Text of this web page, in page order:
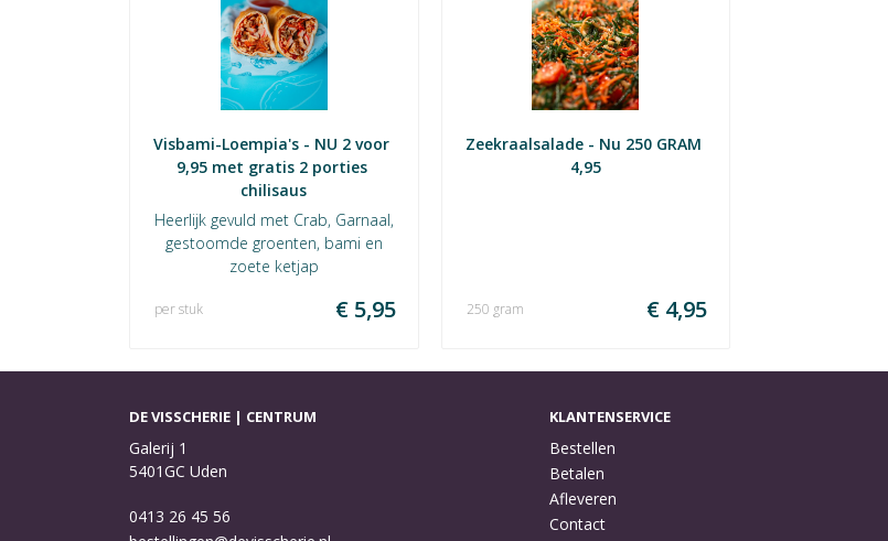
Visbami-Loempia's - NU 2 voor
9,95 met gratis 2 porties
chilisaus
Heerlijk gevuld met Crab, Garnaal,
gestoomde groenten, bami en
zoete ketjap
€ 5,95
per stuk
Zeekraalsalade - Nu 250 GRAM
4,95
€ 4,95
250 gram
DE VISSCHERIE | CENTRUM
Galerij 1
5401GC Uden
0413 26 45 56
KLANTENSERVICE
Bestellen
Betalen
Afleveren
Contact